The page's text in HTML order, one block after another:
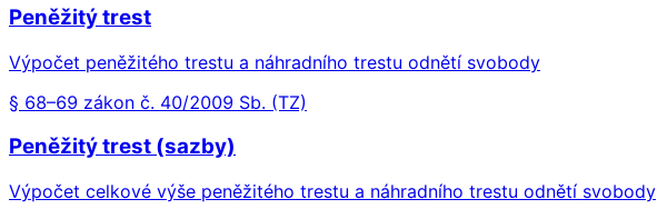
Peněžitý trest
Výpočet peněžitého trestu a náhradního trestu odnětí svobody
§ 68–69 zákon č. 40/2009 Sb. (TZ)
Peněžitý trest (sazby)
Výpočet celkové výše peněžitého trestu a náhradního trestu odnětí svobody